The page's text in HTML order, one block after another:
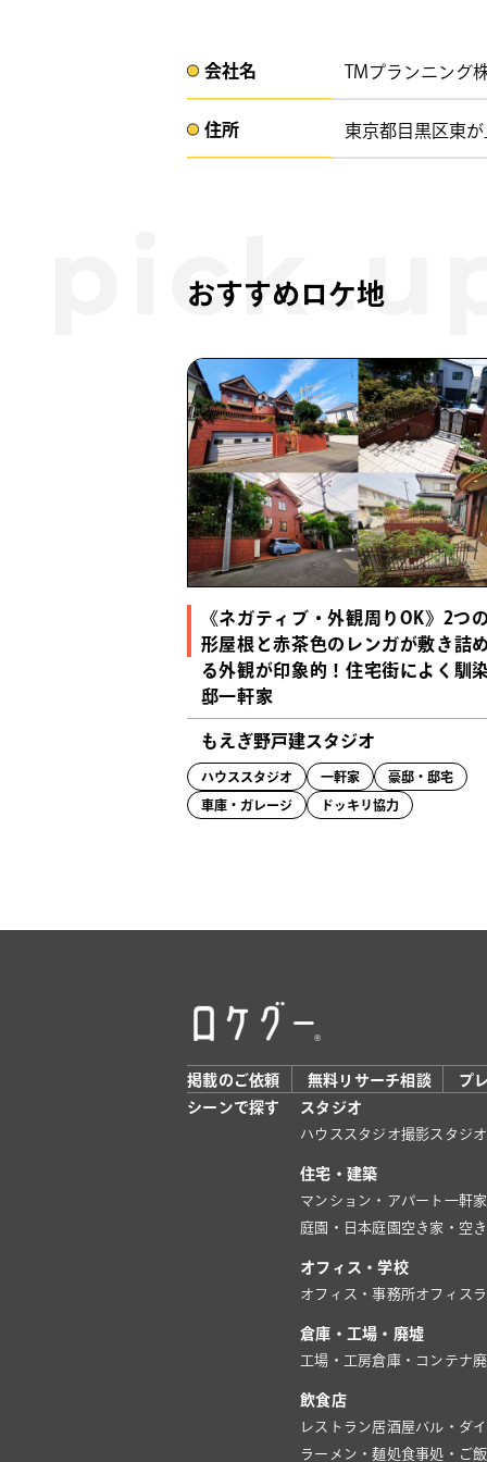
会社名​ TMプランニング
住所​​ 東京都目黒区東
おすすめロケ地
《ネガティブ・外観周りOK》2つ
形屋根と赤茶色のレンガが敷き詰
る外観が印象的！住宅街によく馴
邸一軒家
もえぎ野戸建スタジオ
ハウススタジオ 一軒家 豪邸・邸宅
車庫・ガレージ ドッキリ協力
掲載のご依頼 無料リサーチ相談
プ
シーンで探す
スタジオ
ハウススタジオ撮影スタジオ
住宅・建築
マンション・アパート 一軒家
庭園・日本庭園 空き家・空
オフィス・学校
オフィス・事務所オフィス
倉庫・工場・廃墟
工場・工房倉庫・コンテナ
飲食店
レストラン居酒屋バル・ダ
ラーメン・麺処食事処・ご